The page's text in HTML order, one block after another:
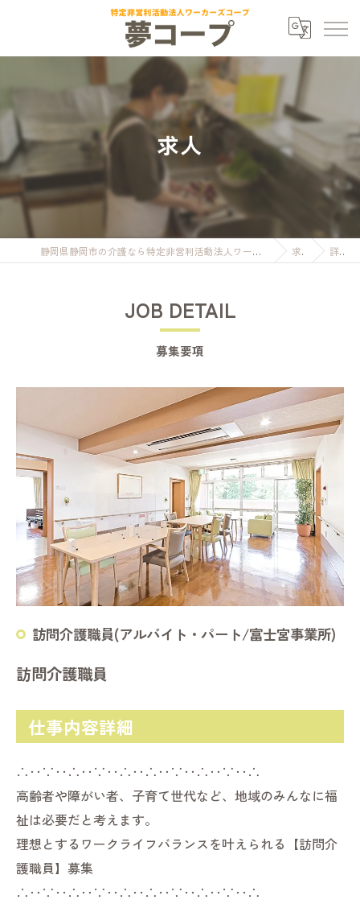
求人
静岡県静岡市の介護なら特定非営利活動法人ワーカーズコープ夢コープ 求人 詳細
募集要項
JOB DETAIL
訪問介護職員(アルバイト・パート/富士宮事業所)
訪問介護職員
仕事内容詳細
∴‥∵‥∴‥∵‥∴‥∴‥∵‥∴‥∵‥∴
高齢者や障がい者、子育て世代など、地域のみんなに福
祉は必要だと考えます。
理想とするワークライフバランスを叶えられる【訪問介
護職員】募集
∴‥∵‥∴‥∵‥∴‥∴‥∵‥∴‥∵‥∴